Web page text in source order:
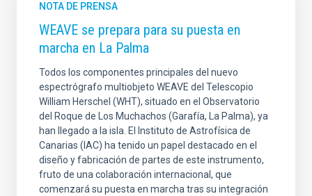
NOTA DE PRENSA
WEAVE se prepara para su puesta en
marcha en La Palma
Todos los componentes principales del nuevo
espectrógrafo multiobjeto WEAVE del Telescopio
William Herschel (WHT), situado en el Observatorio
del Roque de Los Muchachos (Garafía, La Palma), ya
han llegado a la isla. El Instituto de Astrofísica de
Canarias (IAC) ha tenido un papel destacado en el
diseño y fabricación de partes de este instrumento,
fruto de una colaboración internacional, que
comenzará su puesta en marcha tras su integración